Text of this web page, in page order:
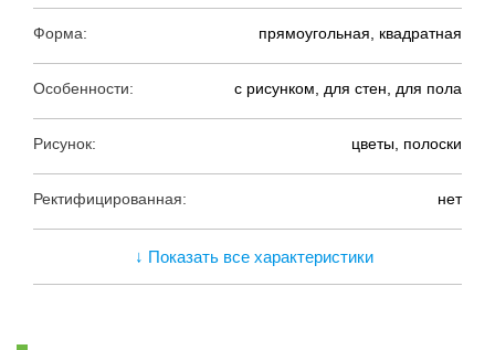
Форма: прямоугольная, квадратная
Особенности: с рисунком, для стен, для пола
Рисунок: цветы, полоски
Ректифицированная: нет
↓ Показать все характеристики